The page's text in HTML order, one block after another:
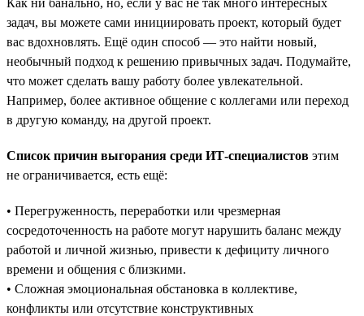
задач, вы можете сами инициировать проект, который будет
вас вдохновлять. Ещё один способ — это найти новый,
необычный подход к решению привычных задач. Подумайте,
что может сделать вашу работу более увлекательной.
Например, более активное общение с коллегами или переход
в другую команду, на другой проект.
Список причин выгорания среди ИТ-специалистов этим
не ограничивается, есть ещё:
• Перегруженность, переработки или чрезмерная
сосредоточенность на работе могут нарушить баланс между
работой и личной жизнью, привести к дефициту личного
времени и общения с близкими.
• Сложная эмоциональная обстановка в коллективе,
конфликты или отсутствие конструктивных